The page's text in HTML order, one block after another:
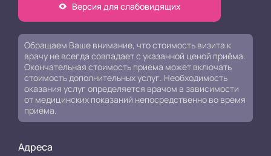
Версия для слабовидящих
Обращаем Ваше внимание, что стоимость визита к
врачу не всегда совпадает с указанной ценой приёма.
Окончательная стоимость приема может включать
стоимость дополнительных услуг. Необходимость
оказания услуг определяется врачом в зависимости
от медицинских показаний непосредственно во время
приёма.
Адреса